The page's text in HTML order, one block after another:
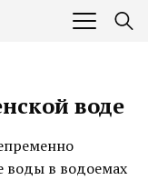
воде
воды в водоемах